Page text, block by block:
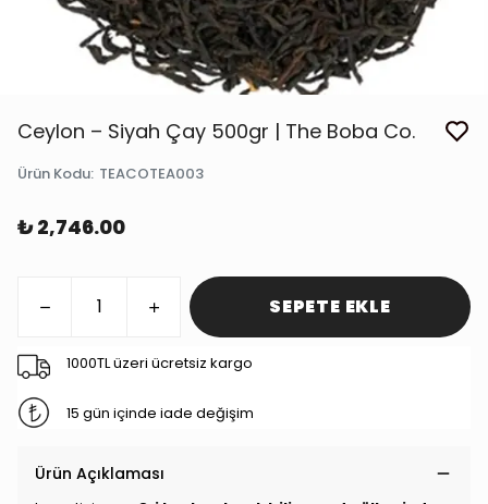
Ceylon – Siyah Çay 500gr | The Boba Co.
Ürün Kodu: TEACOTEA003
₺ 2,746.00
SEPETE EKLE
1000TL üzeri ücretsiz kargo
15 gün içinde iade değişim
Ürün Açıklaması